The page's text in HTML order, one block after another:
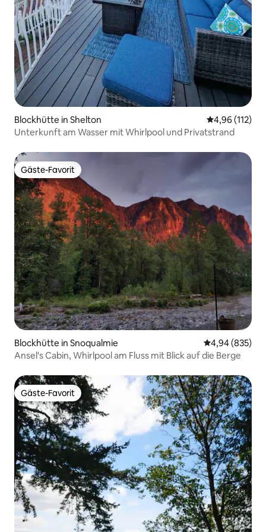
Blockhütte in Shelton
4,96 (112)
Unterkunft am Wasser mit Whirlpool und Privatstrand
Gäste-Favorit
Gäste-Favorit
Blockhütte in Snoqualmie
4,94 (835)
Ansel's Cabin, Whirlpool am Fluss mit Blick auf die Berge
Gäste-Favorit
Gäste-Favorit